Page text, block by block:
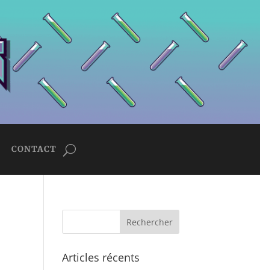
CONTACT
Articles récents